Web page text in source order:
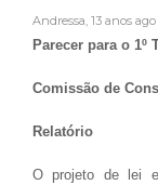
Andressa, 13 anos ago
Parecer para o 1º
Comissão de
Relatório
O projeto de lei